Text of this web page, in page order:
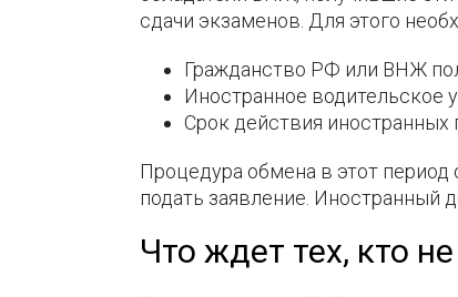
сдачи экзаменов. Для этого
Гражданство РФ или ВНЖ
Иностранное водительское
Срок действия иностранных
Процедура обмена в этот период
подать заявление. Иностранный
Что ждет тех, кто